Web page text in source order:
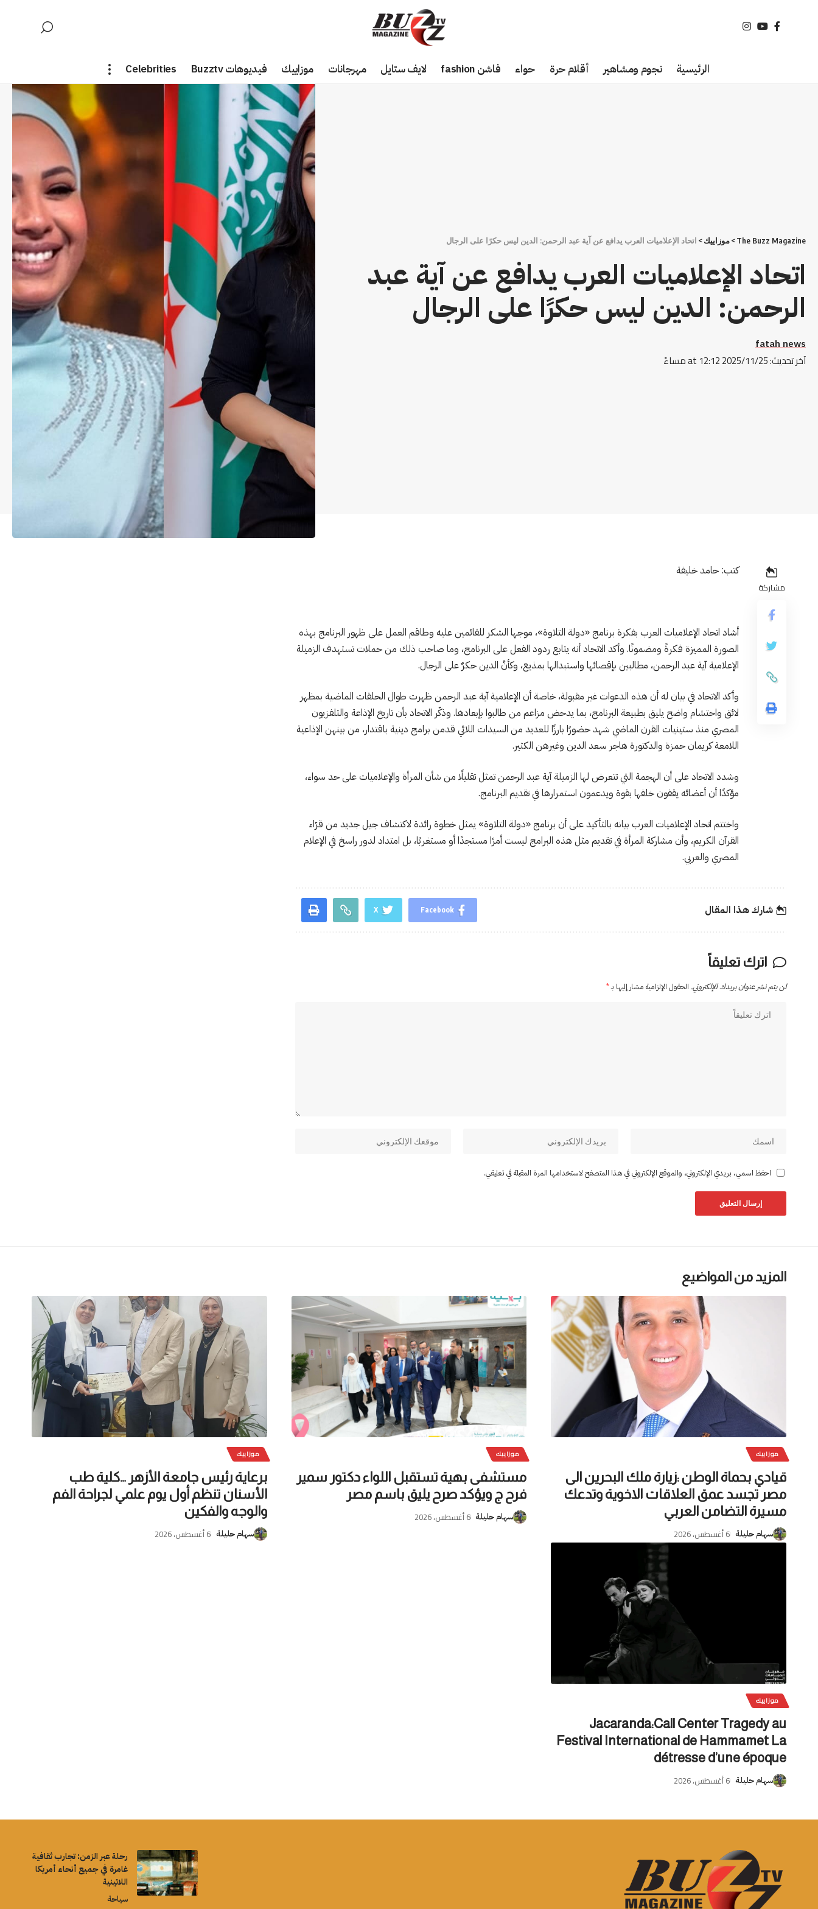
الرئيسية نجوم ومشاهير أقلام حرة حواء فاشن fashion لايف ستايل مهرجانات موزاييك فيديوهات Buzztv Celebrities
The Buzz Magazine
>موزاييك> اتحاد الإعلاميات العرب يدافع عن آية عبد الرحمن: الدين ليس حكرًا على الرجال
اتحاد الإعلاميات العرب يدافع عن آية عبد
الرحمن: الدين ليس حكرًا على الرجال
آخر تحديث: 2025/11/25 at 12:12 مساءً
fatah news
مشاركة
كتب: حامد خليفة
أشاد اتحاد الإعلاميات العرب بفكرة برنامج «دولة التلاوة»، موجها الشكر للقائمين عليه وطاقم العمل على ظهور البرنامج بهذه
الصورة المميزة فكرةً ومضمونًا. وأكد الاتحاد أنه يتابع ردود الفعل على البرنامج، وما صاحب ذلك من حملات تستهدف الزميلة
الإعلامية آية عبد الرحمن، مطالبين بإقصائها واستبدالها بمذيع، وكأنَّ الدين حكرٌ على الرجال.
وأكد الاتحاد في بيان له أن هذه الدعوات غير مقبولة، خاصة أن الإعلامية آية عبد الرحمن ظهرت طوال الحلقات الماضية بمظهر
لائق واحتشام واضح يليق بطبيعة البرنامج، بما يدحض مزاعم من طالبوا بإبعادها. وذكّر الاتحاد بأن تاريخ الإذاعة والتلفزيون
المصري منذ ستينيات القرن الماضي شهد حضورًا بارزًا للعديد من السيدات اللائي قدمن برامج دينية باقتدار، من بينهن الإذاعية
اللامعة كريمان حمزة والدكتورة هاجر سعد الدين وغيرهن الكثير.
وشدد الاتحاد على أن الهجمة التي تتعرض لها الزميلة آية عبد الرحمن تمثل تقليلًا من شأن المرأة والإعلاميات على حد سواء،
مؤكدًا أن أعضائه يقفون خلفها بقوة ويدعمون استمرارها في تقديم البرنامج.
واختتم اتحاد الإعلاميات العرب بيانه بالتأكيد على أن برنامج «دولة التلاوة» يمثل خطوة رائدة لاكتشاف جيل جديد من قرّاء
القرآن الكريم، وأن مشاركة المرأة في تقديم مثل هذه البرامج ليست أمرًا مستجدًا أو مستغربًا، بل امتداد لدور راسخ في الإعلام
المصري والعربي.
شارك هذا المقال Facebook
X
اترك تعليقاً
لن يتم نشر عنوان بريدك الإلكتروني. الحقول الإلزامية مشار إليها بـ*
احفظ اسمي، بريدي الإلكتروني، والموقع الإلكتروني في هذا المتصفح لاستخدامها المرة المقبلة في تعليقي.
المزيد من المواضيع
موزاييك
قيادي بحماة الوطن :زيارة ملك البحرين الى
مصر تجسد عمق العلاقات الاخوية وتدعك
مسيرة التضامن العربي
سهام حليلة 6 أغسطس، 2026
موزاييك
مستشفى بهية تستقبل اللواء دكتور سمير
فرح ج ويؤكد صرح يليق باسم مصر
سهام حليلة 6 أغسطس، 2026
موزاييك
برعاية رئيس جامعة الأزهر …كلية طب
الأسنان تنظم أول يوم علمي لجراحة الفم
والوجه والفكين
سهام حليلة 6 أغسطس، 2026
موزاييك
Jacaranda:Call Center Tragedy au
Festival International de Hammamet La
détresse d’une époque
سهام حليلة 6 أغسطس، 2026
رحلة عبر الزمن: تجارب ثقافية
غامرة في جميع أنحاء أمريكا
اللاتينية
سياحة